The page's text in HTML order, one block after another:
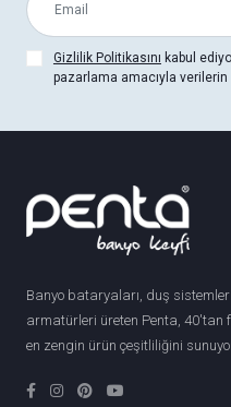
Gizlilik Politikasını kabul
pazarlama amacıyla
Banyo bataryaları, duş
armatürleri üreten Penta, 40'tan
en zengin ürün çeşitliliğini